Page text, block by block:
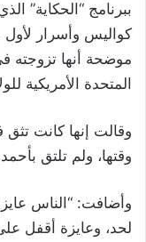
كواليس وأسرار
المتحدة الأمريكية
وقالت إنها كانت تثق
وقتها، ولم تلتق
وأضافت: “الناس
لحد، وعايزة أقفل